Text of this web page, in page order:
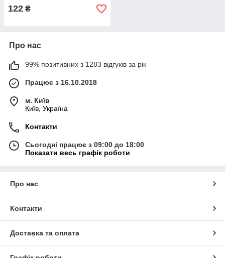
122 ₴
Про нас
99% позитивних з 1283 відгуків за рік
Працює з 16.10.2018
м. Київ
Київ, Україна
Контакти
Сьогодні працює з 09:00 до 18:00
Показати весь графік роботи
Про нас
Контакти
Доставка та оплата